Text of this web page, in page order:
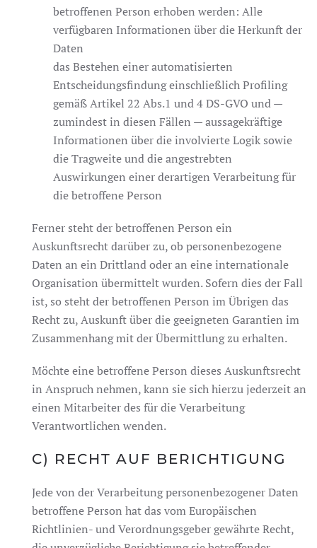
betroffenen Person erhoben werden: Alle
verfügbaren Informationen über die Herkunft der
Daten
das Bestehen einer automatisierten
Entscheidungsfindung einschließlich Profiling
gemäß Artikel 22 Abs.1 und 4 DS-GVO und —
zumindest in diesen Fällen — aussagekräftige
Informationen über die involvierte Logik sowie
die Tragweite und die angestrebten
Auswirkungen einer derartigen Verarbeitung für
die betroffene Person
Ferner steht der betroffenen Person ein
Auskunftsrecht darüber zu, ob personenbezogene
Daten an ein Drittland oder an eine internationale
Organisation übermittelt wurden. Sofern dies der Fall
ist, so steht der betroffenen Person im Übrigen das
Recht zu, Auskunft über die geeigneten Garantien im
Zusammenhang mit der Übermittlung zu erhalten.
Möchte eine betroffene Person dieses Auskunftsrecht
in Anspruch nehmen, kann sie sich hierzu jederzeit an
einen Mitarbeiter des für die Verarbeitung
Verantwortlichen wenden.
C) RECHT AUF BERICHTIGUNG
Jede von der Verarbeitung personenbezogener Daten
betroffene Person hat das vom Europäischen
Richtlinien- und Verordnungsgeber gewährte Recht,